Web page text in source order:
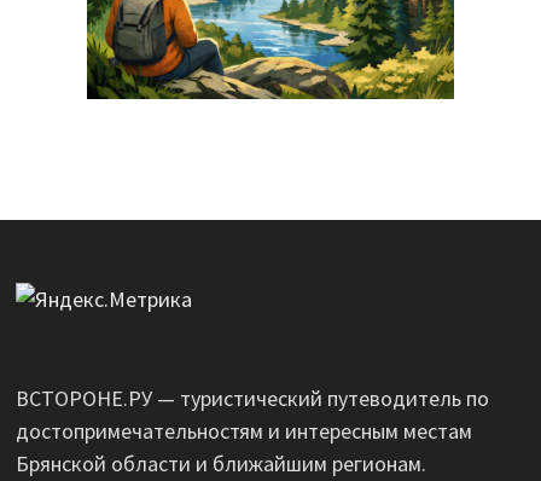
ВСТОРОНЕ.РУ — туристический путеводитель по
достопримечательностям и интересным местам
Брянской области и ближайшим регионам.